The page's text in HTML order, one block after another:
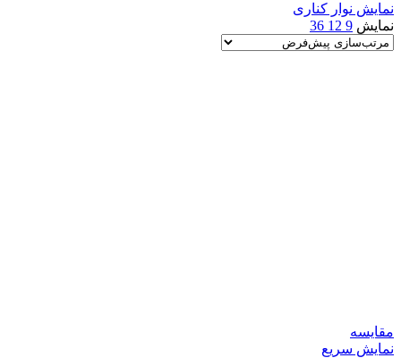
نمایش نوار کناری
نمایش 9
12
36
مقايسه
نمایش سریع